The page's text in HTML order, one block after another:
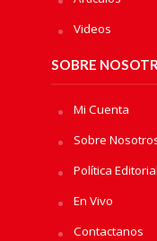
Videos
SOBRE
Mi Cuenta
Sobre
Política Editorial
En Vivo
Contactanos